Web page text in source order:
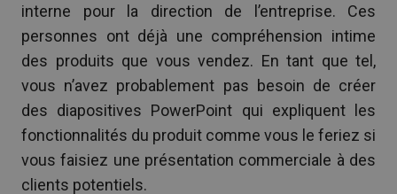
interne pour la direction de l’entreprise. Ces
personnes ont déjà une compréhension intime
des produits que vous vendez. En tant que tel,
vous n’avez probablement pas besoin de créer
des diapositives PowerPoint qui expliquent les
fonctionnalités du produit comme vous le feriez si
vous faisiez une présentation commerciale à des
clients potentiels.